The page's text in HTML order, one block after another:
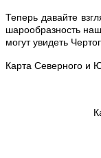
Теперь давайте
шарообразность
могут увидеть
Карта Северного и